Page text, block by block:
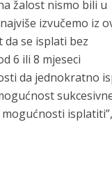
žalost nismo bili u
izvučemo iz
se isplati bez
6 ili 8 mjeseci
da jednokratno
isplatiti”,